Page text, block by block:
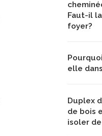
Faut-il
foyer?
elle
Duplex
de bois
isoler